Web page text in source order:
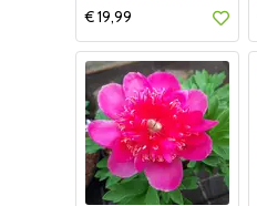
€ 19,99